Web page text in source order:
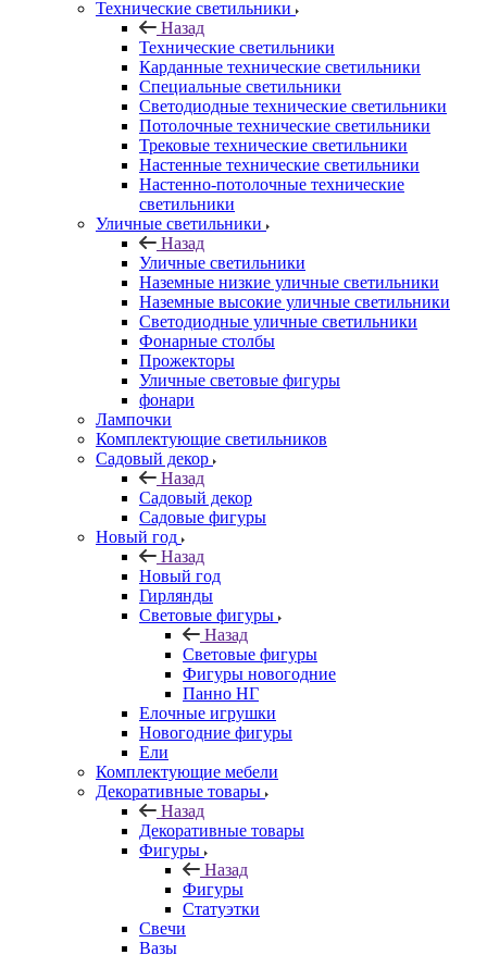
Технические светильники
Назад
Технические светильники
Карданные технические светильники
Специальные светильники
Светодиодные технические светильники
Потолочные технические светильники
Трековые технические светильники
Настенные технические светильники
Настенно-потолочные технические
светильники
Уличные светильники
Назад
Уличные светильники
Наземные низкие уличные светильники
Наземные высокие уличные светильники
Светодиодные уличные светильники
Фонарные столбы
Прожекторы
Уличные световые фигуры
фонари
Лампочки
Комплектующие светильников
Садовый декор
Назад
Садовый декор
Садовые фигуры
Новый год
Назад
Новый год
Гирлянды
Световые фигуры
Назад
Световые фигуры
Фигуры новогодние
Панно НГ
Елочные игрушки
Новогодние фигуры
Ели
Комплектующие мебели
Декоративные товары
Назад
Декоративные товары
Фигуры
Назад
Фигуры
Статуэтки
Свечи
Вазы